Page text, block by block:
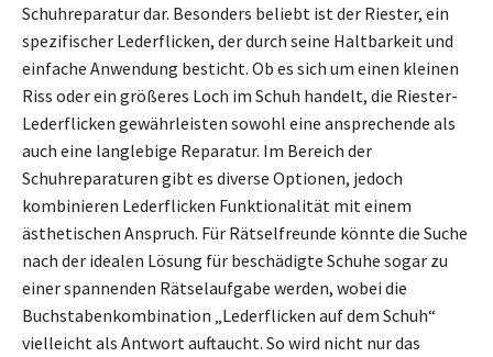
Schuhreparatur dar. Besonders beliebt ist der Riester, ein
spezifischer Lederflicken, der durch seine Haltbarkeit und
einfache Anwendung besticht. Ob es sich um einen kleinen
Riss oder ein größeres Loch im Schuh handelt, die Riester-
Lederflicken gewährleisten sowohl eine ansprechende als
auch eine langlebige Reparatur. Im Bereich der
Schuhreparaturen gibt es diverse Optionen, jedoch
kombinieren Lederflicken Funktionalität mit einem
ästhetischen Anspruch. Für Rätselfreunde könnte die Suche
nach der idealen Lösung für beschädigte Schuhe sogar zu
einer spannenden Rätselaufgabe werden, wobei die
Buchstabenkombination „Lederflicken auf dem Schuh“
vielleicht als Antwort auftaucht. So wird nicht nur das